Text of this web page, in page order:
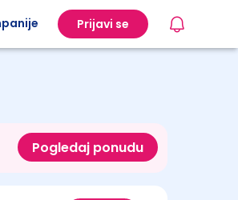
Prijavi se
Pogledaj ponudu